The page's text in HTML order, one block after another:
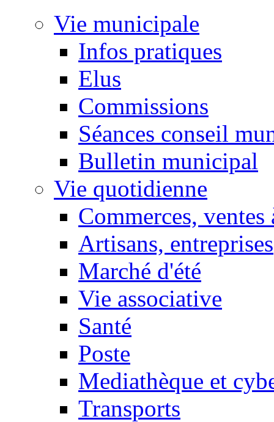
Vie municipale
Infos pratiques
Elus
Commissions
Séances conseil
Bulletin municipal
Vie quotidienne
Commerces, ventes
Artisans, entreprises
Marché d'été
Vie associative
Santé
Poste
Mediathèque et
Transports